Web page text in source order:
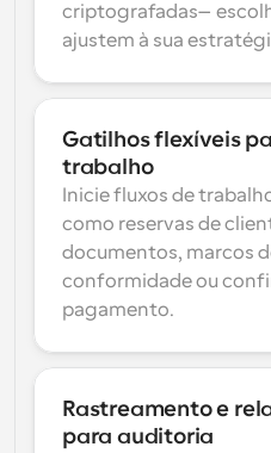
ajustem à sua
Gatilhos flexíveis
trabalho
Inicie fluxos de
como reservas de
documentos, marcos
conformidade ou
pagamento.
Rastreamento e
para auditoria